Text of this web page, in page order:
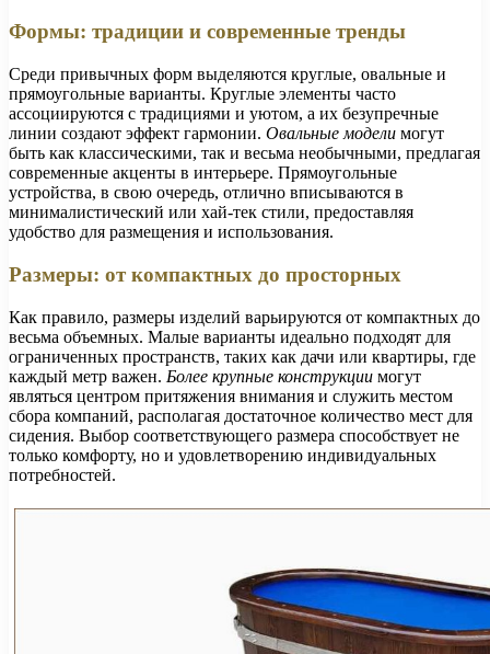
Формы: традиции и современные тренды
Среди привычных форм выделяются круглые, овальные и
прямоугольные варианты. Круглые элементы часто
ассоциируются с традициями и уютом, а их безупречные
линии создают эффект гармонии. Овальные модели могут
быть как классическими, так и весьма необычными, предлагая
современные акценты в интерьере. Прямоугольные
устройства, в свою очередь, отлично вписываются в
минималистический или хай-тек стили, предоставляя
удобство для размещения и использования.
Размеры: от компактных до просторных
Как правило, размеры изделий варьируются от компактных до
весьма объемных. Малые варианты идеально подходят для
ограниченных пространств, таких как дачи или квартиры, где
каждый метр важен. Более крупные конструкции могут
являться центром притяжения внимания и служить местом
сбора компаний, располагая достаточное количество мест для
сидения. Выбор соответствующего размера способствует не
только комфорту, но и удовлетворению индивидуальных
потребностей.